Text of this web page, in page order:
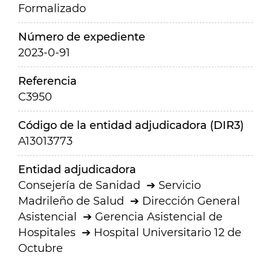
Formalizado
Número de expediente
2023-0-91
Referencia
C3950
Código de la entidad adjudicadora (DIR3)
A13013773
Entidad adjudicadora
Consejería de Sanidad
Servicio
Madrileño de Salud
Dirección General
Asistencial
Gerencia Asistencial de
Hospitales
Hospital Universitario 12 de
Octubre